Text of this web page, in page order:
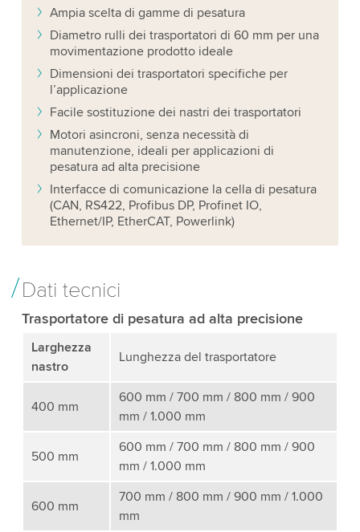
Ampia scelta di gamme di pesatura
Diametro rulli dei trasportatori di 60 mm per una
movimentazione prodotto ideale
Dimensioni dei trasportatori specifiche per
l’applicazione
Facile sostituzione dei nastri dei trasportatori
Motori asincroni, senza necessità di
manutenzione, ideali per applicazioni di
pesatura ad alta precisione
Interfacce di comunicazione la cella di pesatura
(CAN, RS422, Profibus DP, Profinet IO,
Ethernet/IP, EtherCAT, Powerlink)
Dati tecnici
Trasportatore di pesatura ad alta precisione
Larghezza
nastro
Lunghezza del trasportatore
400 mm
600 mm / 700 mm / 800 mm / 900
mm / 1.000 mm
500 mm
600 mm / 700 mm / 800 mm / 900
mm / 1.000 mm
600 mm
700 mm / 800 mm / 900 mm / 1.000
mm